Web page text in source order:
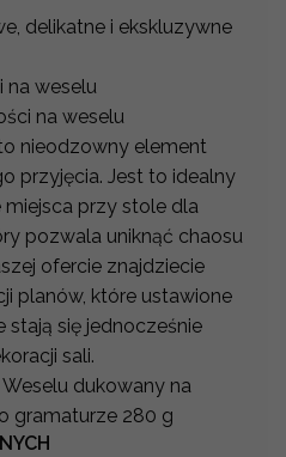
delikatne i ekskluzywne
na weselu
na weselu
nieodzowny element
przyjęcia. Jest to idealny
przy stole dla
pozwala uniknąć chaosu
ofercie znajdziecie
planów, które ustawione
stają się jednocześnie
sali.
dukowany na
gramaturze 280 g